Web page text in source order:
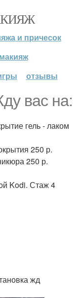
и причесок
отзывы
вас на:
гель - лаком
250 р.
250 р.
Kodi. Стаж 4
жд